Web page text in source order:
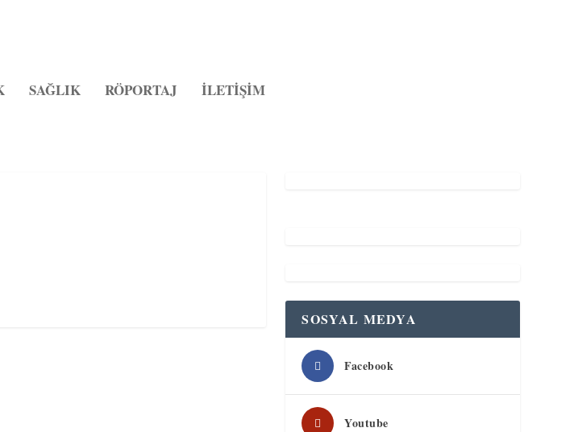
SAĞLIK RÖPORTAJ İLETİŞİM
SOSYAL MEDYA
Facebook
Youtube